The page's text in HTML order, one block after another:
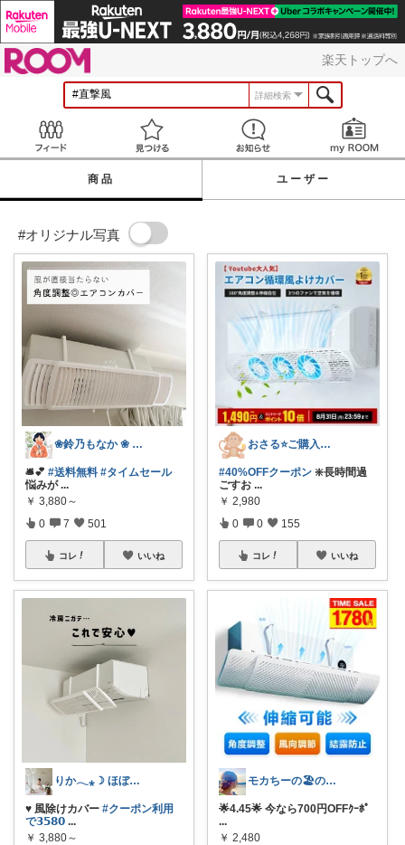
楽天トップへ
詳細検索
見つける お知らせ
商品 ユーザー
#オリジナル写真
❀鈴乃もなか ❀ 穏やかさを大切に
🛎️💕 #送料無料 #タイムセール
悩みが ...
￥ 3,880～
0 7 501
コレ いいね
りか𓂃⁎☽ ほぼオリ写
♥ 風除けカバー #クーポン利用
で𝟯𝟱𝟴𝟬 ...
￥ 3,880～
おさる⭐ご購入感謝🐹
#40%OFFクーポン ❇️長時間過
ごすお ...
￥ 2,980
0 0 155
コレ いいね
モカちーの🏖️のんびりライフ🐈✨
🌟4.45🌟 今なら700円OFFｸｰﾎﾟ
...
￥ 2,480